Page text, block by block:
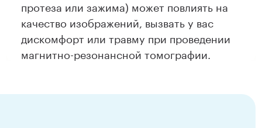
протеза или зажима) может повлиять на
качество изображений, вызвать у вас
дискомфорт или травму при проведении
магнитно-резонансной томографии.